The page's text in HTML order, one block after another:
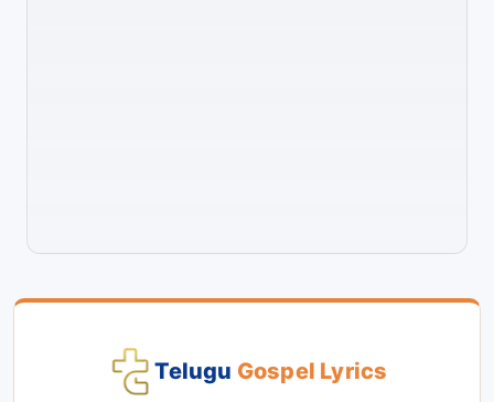
Telugu Gospel Lyrics